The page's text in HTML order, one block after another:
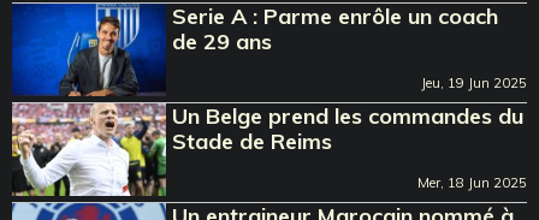
Serie A : Parme enrôle un coach
de 29 ans
Jeu, 19 Jun 2025
Un Belge prend les commandes du
Stade de Reims
Mer, 18 Jun 2025